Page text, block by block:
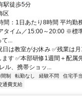
駅徒歩5分
区
間：1日あたり8時間 平均勤
タイム／15:00～20:00 ※標
て...
日は教室がお休み ✅残業は
ます ✅本部研修1週間＋配
ル、携帯ショッ...
制 転勤なし 経験不問 住宅手
通費支給